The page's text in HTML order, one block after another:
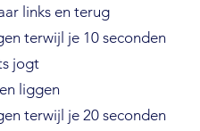
links en terug
terwijl je 10 seconden
jogt
liggen
terwijl je 20 seconden